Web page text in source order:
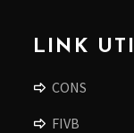
LINK
CONS
FIVB